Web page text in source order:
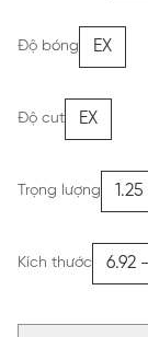
Độ bóng EX
Độ cut EX
Trọng lượng 1.25
Kích thước 6.92